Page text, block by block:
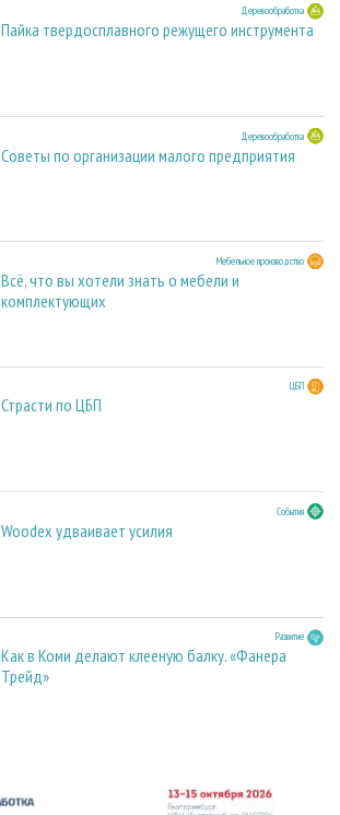
Деревообработка
Пайка твердосплавного режущего инструмента
Деревообработка
Советы по организации малого предприятия
Мебельное производство
Всё, что вы хотели знать о мебели и
комплектующих
ЦБП
Страсти по ЦБП
События
Woodex удваивает усилия
Развитие
Как в Коми делают клееную балку. «Фанера
Трейд»